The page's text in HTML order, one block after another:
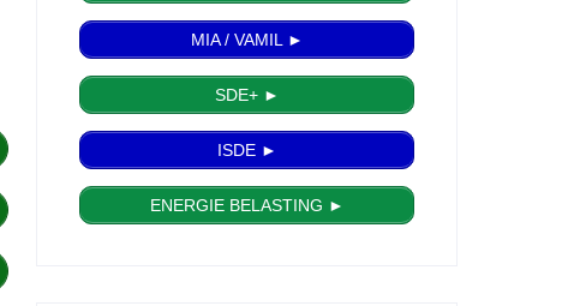
MIA / VAMIL ►
SDE+ ►
ISDE ►
ENERGIE BELASTING ►